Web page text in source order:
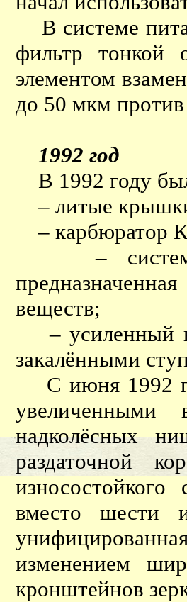
В системе
фильтр тонкой
элементом
до 50 мкм
1992 год
В 1992 году
– литые
– карбюратор
– система
веществ;
– усиленный
закалёнными
С июня 1992
увеличенными
надколёсных
раздаточной
вместо шести
изменением
кронштейнов